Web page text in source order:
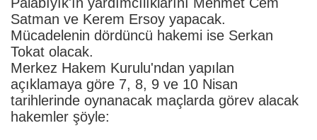
Satman ve Kerem Ersoy yapacak.
Mücadelenin dördüncü hakemi ise Serkan
Tokat olacak.
Merkez Hakem Kurulu'ndan yapılan
açıklamaya göre 7, 8, 9 ve 10 Nisan
tarihlerinde oynanacak maçlarda görev alacak
hakemler şöyle: